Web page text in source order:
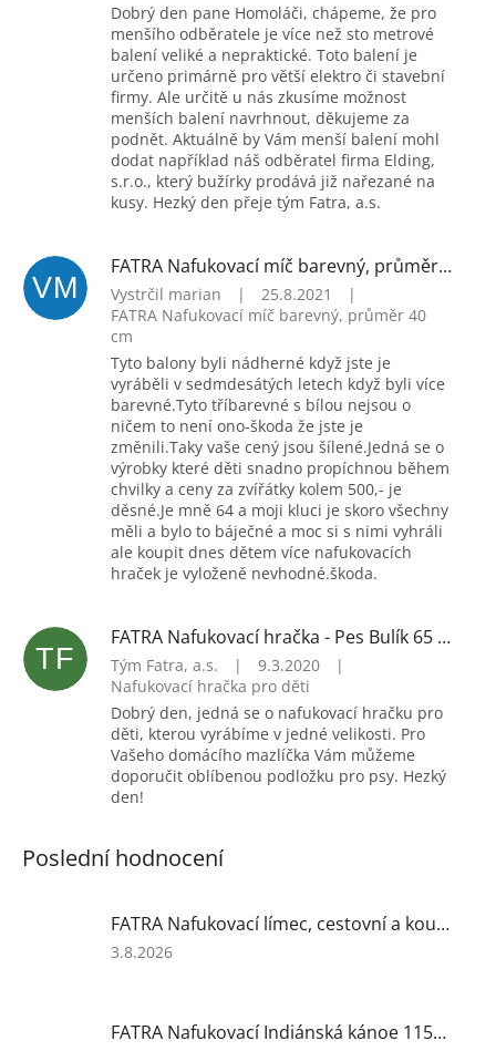
Dobrý den pane Homoláči, chápeme, že pro
menšího odběratele je více než sto metrové
balení veliké a nepraktické. Toto balení je
určeno primárně pro větší elektro či stavební
firmy. Ale určitě u nás zkusíme možnost
menších balení navrhnout, děkujeme za
podnět. Aktuálně by Vám menší balení mohl
dodat například náš odběratel firma Elding,
s.r.o., který bužírky prodává již nařezané na
kusy. Hezký den přeje tým Fatra, a.s.
VM
FATRA Nafukovací míč barevný, průměr 40 cm
Vystrčil marian | 25.8.2021
|
FATRA Nafukovací míč barevný, průměr 40
cm
Tyto balony byli nádherné když jste je
vyráběli v sedmdesátých letech když byli více
barevné.Tyto tříbarevné s bílou nejsou o
ničem to není ono-škoda že jste je
změnili.Taky vaše cený jsou šílené.Jedná se o
výrobky které děti snadno propíchnou během
chvilky a ceny za zvířátky kolem 500,- je
děsné.Je mně 64 a moji kluci je skoro všechny
měli a bylo to báječné a moc si s nimi vyhráli
ale koupit dnes dětem více nafukovacích
hraček je vyloženě nevhodné.škoda.
TF
FATRA Nafukovací hračka - Pes Bulík 65 cm (bílý)
Tým Fatra, a.s. | 9.3.2020
|
Nafukovací hračka pro děti
Dobrý den, jedná se o nafukovací hračku pro
děti, kterou vyrábíme v jedné velikosti. Pro
Vašeho domácího mazlíčka Vám můžeme
doporučit oblíbenou podložku pro psy. Hezký
den!
Poslední hodnocení
FATRA Nafukovací límec, cestovní a koupací, růžový
Hodnocení
z
3.8.2026
FATRA Nafukovací Indiánská kánoe 115x33 cm